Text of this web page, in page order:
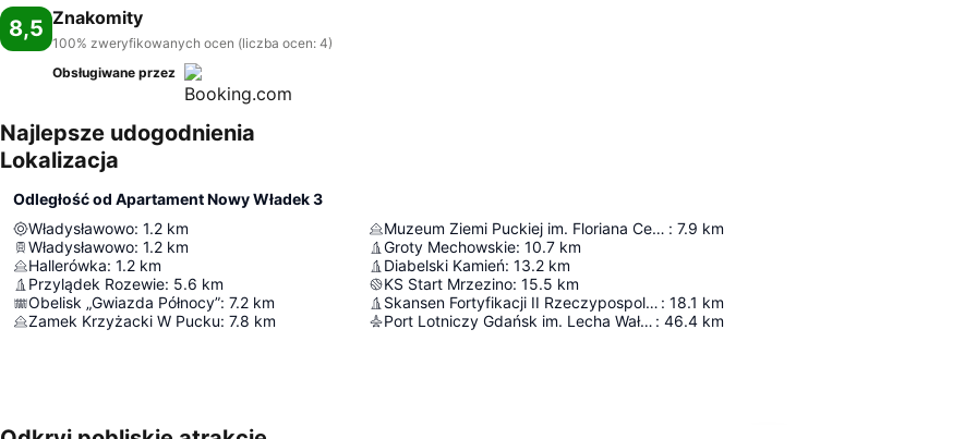
8,5 Znakomity
100% zweryfikowanych ocen (liczba ocen: 4)
Obsługiwane przez
Najlepsze udogodnienia
Lokalizacja
Odległość od Apartament Nowy Władek 3
Władysławowo: 1.2 km
Władysławowo: 1.2 km
Hallerówka: 1.2 km
Przylądek Rozewie: 5.6 km
Obelisk „Gwiazda Północy”: 7.2 km
Zamek Krzyżacki W Pucku: 7.8 km
Muzeum Ziemi Puckiej im. Floriana Ceynowy : 7.9 km
Groty Mechowskie: 10.7 km
Diabelski Kamień: 13.2 km
KS Start Mrzezino: 15.5 km
Skansen Fortyfikacji II Rzeczypospolitej im. Kontradmirała Włodzimierza Steyera : 18.1 km
Port Lotniczy Gdańsk im. Lecha Wałęsy : 46.4 km